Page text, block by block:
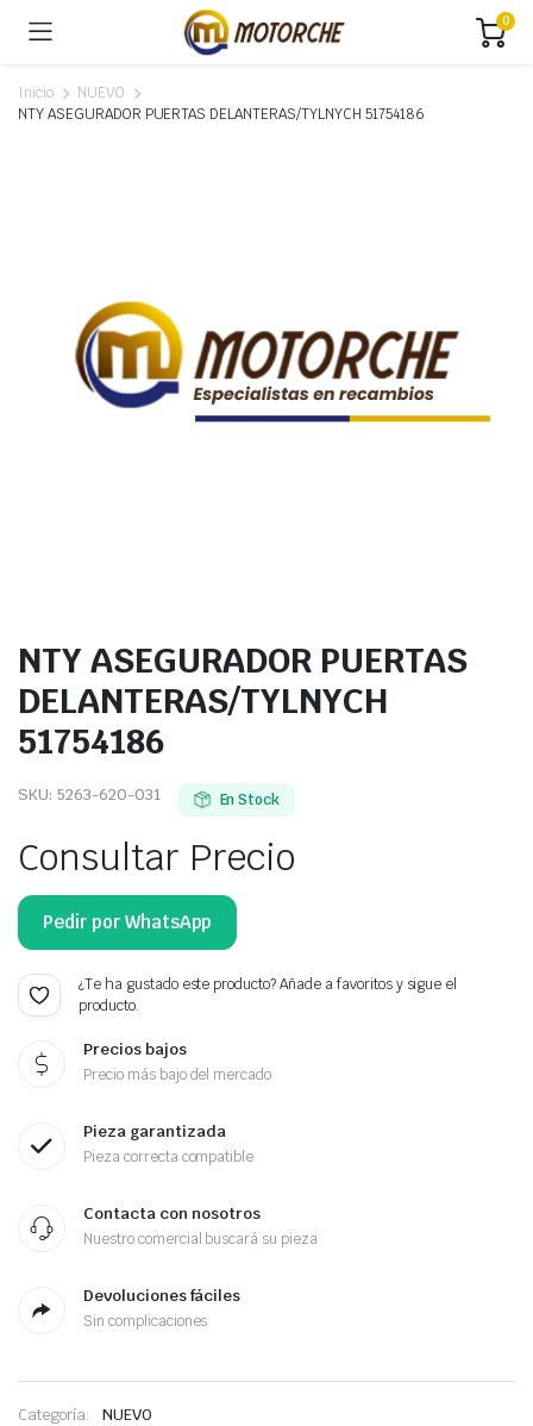
0
Inicio
NUEVO
NTY ASEGURADOR PUERTAS DELANTERAS/TYLNYCH 51754186
NTY ASEGURADOR PUERTAS
DELANTERAS/TYLNYCH
51754186
SKU: 5263-620-031 En Stock
Consultar Precio
Pedir por WhatsApp
¿Te ha gustado este producto? Añade a favoritos y sigue el
producto.
Precios bajos
Precio más bajo del mercado
Pieza garantizada
Pieza correcta compatible
Contacta con nosotros
Nuestro comercial buscará su pieza
Devoluciones fáciles
Sin complicaciones
Categoría: NUEVO